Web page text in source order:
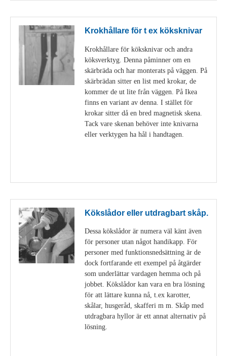
Krokhållare för t ex köksknivar
Krokhållare för köksknivar och andra
köksverktyg. Denna påminner om en
skärbräda och har monterats på väggen. På
skärbrädan sitter en list med krokar, de
kommer de ut lite från väggen. På Ikea
finns en variant av denna. I stället för
krokar sitter då en bred magnetisk skena.
Tack vare skenan behöver inte knivarna
eller verktygen ha hål i handtagen.
Kökslådor eller utdragbart skåp.
Dessa kökslådor är numera väl känt även
för personer utan något handikapp. För
personer med funktionsnedsättning är de
dock fortfarande ett exempel på åtgärder
som underlättar vardagen hemma och på
jobbet. Kökslådor kan vara en bra lösning
för att lättare kunna nå, t.ex karotter,
skålar, husgeråd, skafferi m m. Skåp med
utdragbara hyllor är ett annat alternativ på
lösning.